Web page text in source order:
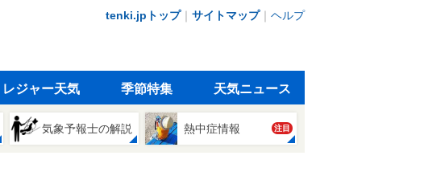
tenki.jpトップ｜ サイトマップ｜ ヘルプ
レジャー天気 季節特集 天気ニュース
気象予報士の解説 熱中症情報 注目